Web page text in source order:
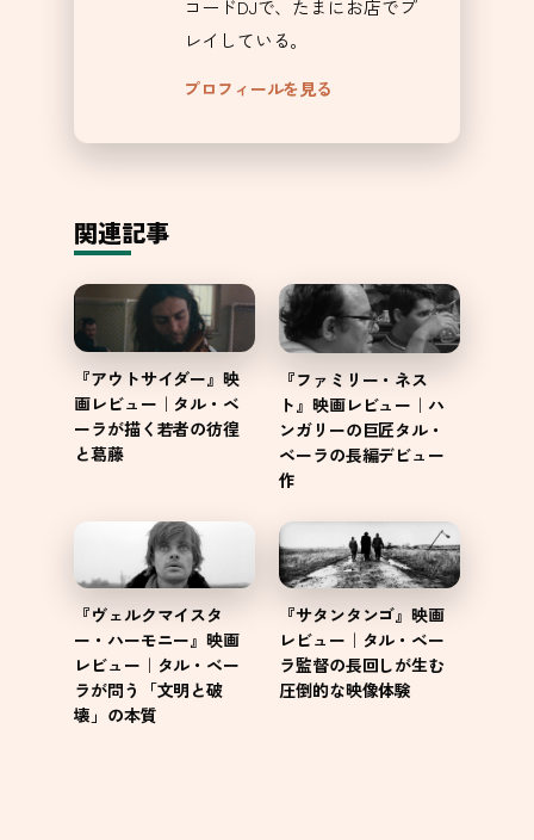
コードDJで、たまにお店でプ
レイしている。
プロフィールを見る
関連記事
『アウトサイダー』映
画レビュー｜タル・ベ
ーラが描く若者の彷徨
と葛藤
『ファミリー・ネス
ト』映画レビュー｜ハ
ンガリーの巨匠タル・
ベーラの長編デビュー
作
『ヴェルクマイスタ
ー・ハーモニー』映画
レビュー｜タル・ベー
ラが問う「文明と破
壊」の本質
『サタンタンゴ』映画
レビュー｜タル・ベー
ラ監督の長回しが生む
圧倒的な映像体験